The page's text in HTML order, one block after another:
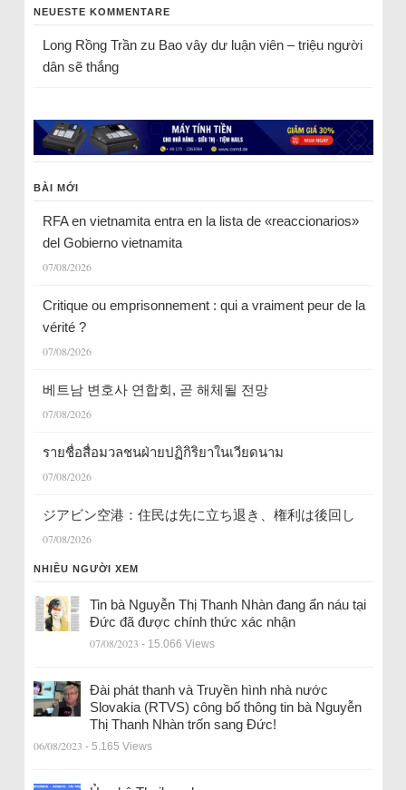
NEUESTE KOMMENTARE
Long Rồng Trầnzu Bao vây dư luận viên – triệu người
dân sẽ thắng
BÀI MỚI
RFA en vietnamita entra en la lista de «reaccionarios»
del Gobierno vietnamita
07/08/2026
Critique ou emprisonnement : qui a vraiment peur de la
vérité ?
07/08/2026
베트남 변호사 연합회, 곧 해체될 전망
07/08/2026
รายชื่อสื่อมวลชนฝ่ายปฏิกิริยาในเวียดนาม
07/08/2026
ジアビン空港：住民は先に立ち退き、権利は後回し
07/08/2026
NHIỀU NGƯỜI XEM
Tin bà Nguyễn Thị Thanh Nhàn đang ẩn náu tại
Đức đã được chính thức xác nhận
07/08/2023 - 15.066 Views
Đài phát thanh và Truyền hình nhà nước
Slovakia (RTVS) công bố thông tin bà Nguyễn
Thị Thanh Nhàn trốn sang Đức!
06/08/2023 - 5.165 Views